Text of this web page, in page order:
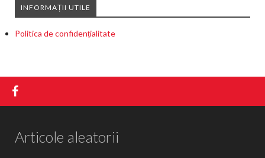
INFORMAȚII UTILE
Politica de confidențialitate
Articole aleatorii